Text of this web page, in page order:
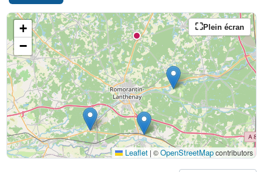
Plein écran
+
−
Leaflet | ©OpenStreetMapcontributors